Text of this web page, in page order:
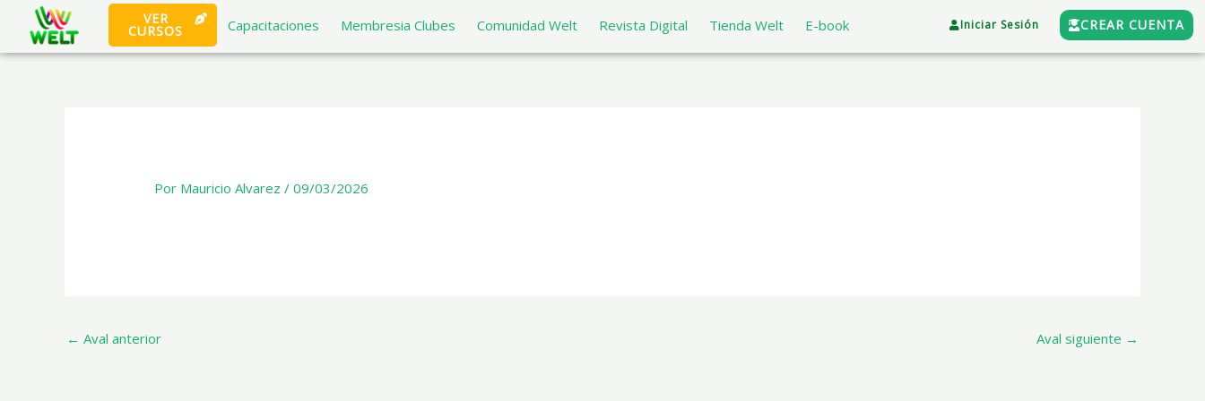
contenido
VER
CURSOS Capacitaciones Membresia Clubes Comunidad Welt Revista Digital Tienda Welt E-book Iniciar Sesión CREAR CUENTA
Por Mauricio Alvarez/09/03/2026
← Aval anterior Aval siguiente →